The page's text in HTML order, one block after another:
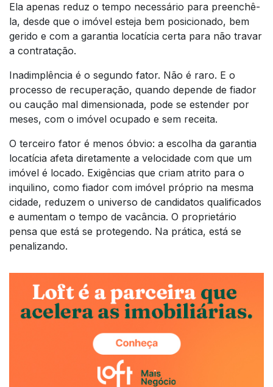
Ela apenas reduz o tempo necessário para preenchê-
la, desde que o imóvel esteja bem posicionado, bem
gerido e com a garantia locatícia certa para não travar
a contratação.
Inadimplência é o segundo fator. Não é raro. E o
processo de recuperação, quando depende de fiador
ou caução mal dimensionada, pode se estender por
meses, com o imóvel ocupado e sem receita.
O terceiro fator é menos óbvio: a escolha da garantia
locatícia afeta diretamente a velocidade com que um
imóvel é locado. Exigências que criam atrito para o
inquilino, como fiador com imóvel próprio na mesma
cidade, reduzem o universo de candidatos qualificados
e aumentam o tempo de vacância. O proprietário
pensa que está se protegendo. Na prática, está se
penalizando.